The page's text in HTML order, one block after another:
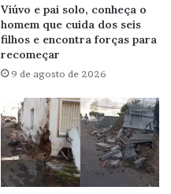
Viúvo e pai solo, conheça o
homem que cuida dos seis
filhos e encontra forças para
recomeçar
9 de agosto de 2026